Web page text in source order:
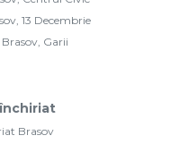
13 Decembrie
Garii
Brasov